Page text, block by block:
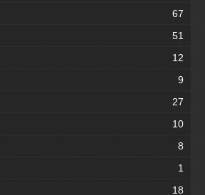
67
51
12
9
27
10
8
1
18